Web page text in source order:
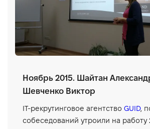
Ноябрь 2015. Шайтан
Шевченко Виктор
IT-рекрутинговое агентство GUID,
собеседований утроили на работу